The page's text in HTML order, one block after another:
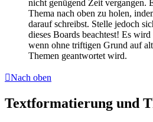
nicht genügend Zeit vergangen.
Thema nach oben zu holen,
darauf schreibst. Stelle jedoch
dieses Boards beachtest! Es
wenn ohne triftigen Grund auf
Themen geantwortet wird.
Nach oben
Textformatierung und